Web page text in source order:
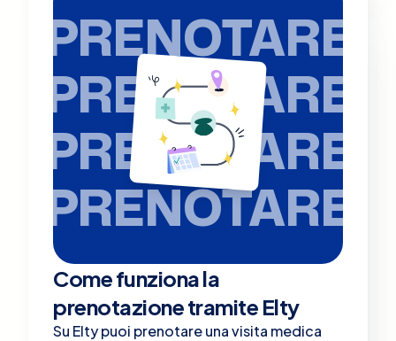
PRENOTARE
PRENOTARE
PRENOTARE
PRENOTARE
Come funziona la
prenotazione tramite Elty
Su Elty puoi prenotare una visita medica